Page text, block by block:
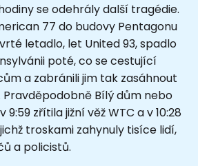
se odehrály další tragédie.
77 do budovy Pentagonu
letadlo, let United 93, spadlo
poté, co se cestující
a zabránili jim tak zasáhnout
Pravděpodobně Bílý dům nebo
zřítila jižní věž WTC a v 10:28
troskami zahynuly tisíce lidí,
a policistů.